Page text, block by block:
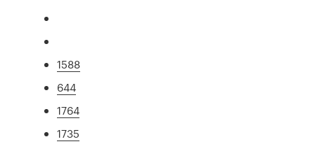
1588
644
1764
1735